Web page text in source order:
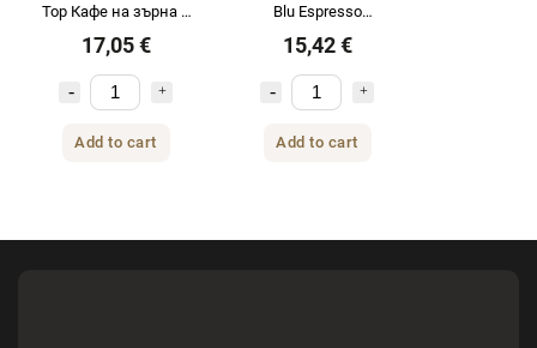
Top Кафе на зърна 1
17,05 €
Add to cart
Blu Espresso
зърна 1 кг
15,42 €
Add to cart